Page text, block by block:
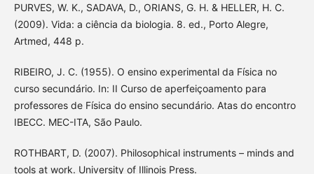
PURVES, W. K., SADAVA, D., ORIANS, G. H. & HELLER, H. C.
(2009). Vida: a ciência da biologia. 8. ed., Porto Alegre,
Artmed, 448 p.
RIBEIRO, J. C. (1955). O ensino experimental da Física no
curso secundário. In: II Curso de aperfeiçoamento para
professores de Física do ensino secundário. Atas do encontro
IBECC. MEC-ITA, São Paulo.
ROTHBART, D. (2007). Philosophical instruments – minds and
tools at work. University of Illinois Press.